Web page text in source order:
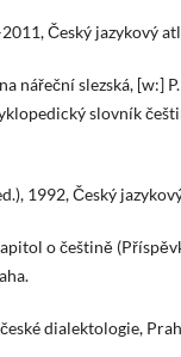
Český jazykový
nářeční slezská, [w:]
slovník
1992, Český
o češtině
dialektologie,